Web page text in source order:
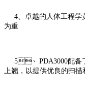
4、卓越的人体工程
为重
5、PDA3000配备了
上翘，以提供优良的扫